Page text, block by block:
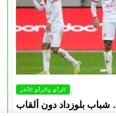
الرأي والرأي الأخر
شباب بلوزداد دون ألقاب